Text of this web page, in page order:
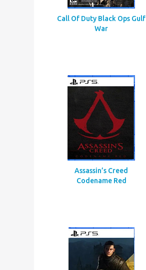
Call Of Duty Black Ops Gulf
War
Assassin’s Creed
Codename Red